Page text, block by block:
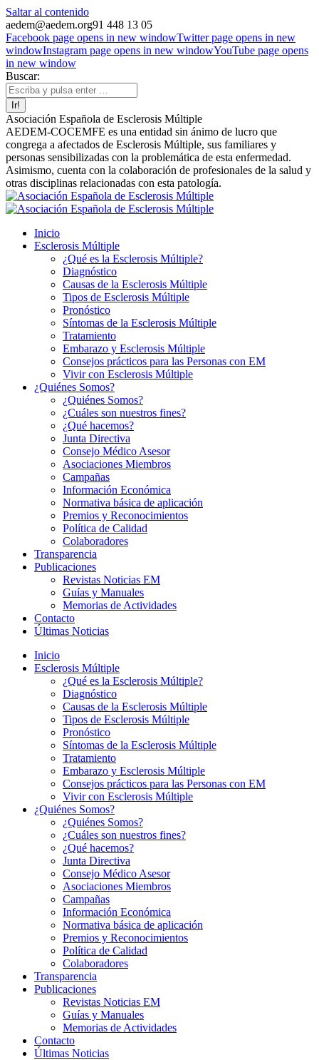
Saltar al contenido
aedem@aedem.org91 448 13 05
Facebook page opens in new windowTwitter page opens in new
windowInstagram page opens in new windowYouTube page opens
in new window
Buscar:
Asociación Española de Esclerosis Múltiple
AEDEM-COCEMFE es una entidad sin ánimo de lucro que
congrega a afectados de Esclerosis Múltiple, sus familiares y
personas sensibilizadas con la problemática de esta enfermedad.
Asimismo, cuenta con la colaboración de profesionales de la salud y
otras disciplinas relacionadas con esta patología.
Inicio
Esclerosis Múltiple
¿Qué es la Esclerosis Múltiple?
Diagnóstico
Causas de la Esclerosis Múltiple
Tipos de Esclerosis Múltiple
Pronóstico
Síntomas de la Esclerosis Múltiple
Tratamiento
Embarazo y Esclerosis Múltiple
Consejos prácticos para las Personas con EM
Vivir con Esclerosis Múltiple
¿Quiénes Somos?
¿Quiénes Somos?
¿Cuáles son nuestros fines?
¿Qué hacemos?
Junta Directiva
Consejo Médico Asesor
Asociaciones Miembros
Campañas
Información Económica
Normativa básica de aplicación
Premios y Reconocimientos
Política de Calidad
Colaboradores
Transparencia
Publicaciones
Revistas Noticias EM
Guías y Manuales
Memorias de Actividades
Contacto
Últimas Noticias
Inicio
Esclerosis Múltiple
¿Qué es la Esclerosis Múltiple?
Diagnóstico
Causas de la Esclerosis Múltiple
Tipos de Esclerosis Múltiple
Pronóstico
Síntomas de la Esclerosis Múltiple
Tratamiento
Embarazo y Esclerosis Múltiple
Consejos prácticos para las Personas con EM
Vivir con Esclerosis Múltiple
¿Quiénes Somos?
¿Quiénes Somos?
¿Cuáles son nuestros fines?
¿Qué hacemos?
Junta Directiva
Consejo Médico Asesor
Asociaciones Miembros
Campañas
Información Económica
Normativa básica de aplicación
Premios y Reconocimientos
Política de Calidad
Colaboradores
Transparencia
Publicaciones
Revistas Noticias EM
Guías y Manuales
Memorias de Actividades
Contacto
Últimas Noticias